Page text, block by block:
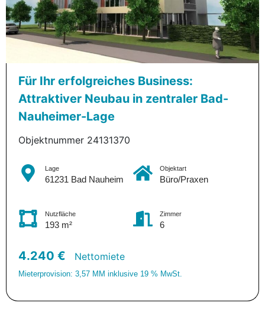
Für Ihr erfolgreiches Business:
Attraktiver Neubau in zentraler Bad-
Nauheimer-Lage
Objektnummer 24131370
Lage
61231 Bad Nauheim
Objektart
Büro/Praxen
Nutzfläche
193 m²
Zimmer
6
4.240 € Nettomiete
Mieterprovision: 3,57 MM inklusive 19 % MwSt.